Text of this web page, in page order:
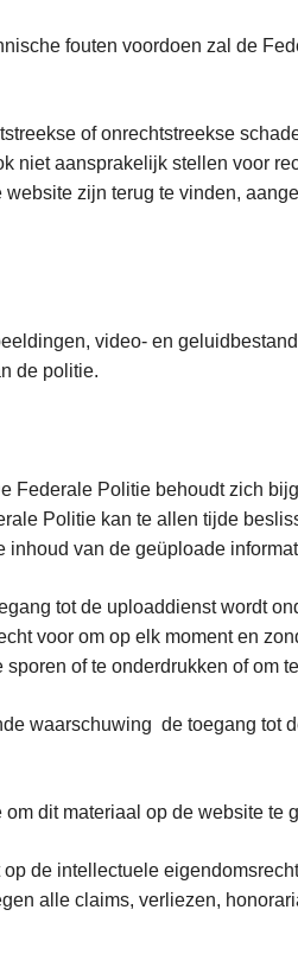
fouten voordoen zal de
of onrechtstreekse
niet aansprakelijk stellen voor
zijn terug te vinden,
video- en
de politie.
Federale Politie behoudt zich
Politie kan te allen tijde
van de geüploade
tot de uploaddienst wordt
voor om op elk moment en
of te onderdrukken of om
waarschuwing de toegang
dit materiaal op de website te
de intellectuele
alle claims, verliezen,